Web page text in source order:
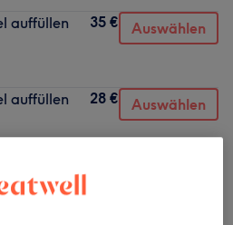
auffüllen
35 € Auswählen
auffüllen
28 € Auswählen
auffüllen